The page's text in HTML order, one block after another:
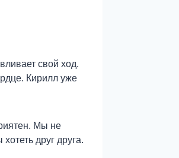
свой ход.
Кирилл уже
Мы не
друг друга.